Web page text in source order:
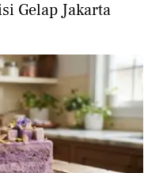
Gelap Jakarta